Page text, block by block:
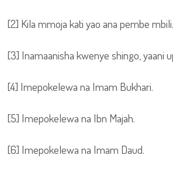
[2] Kila mmoja kati yao ana pembe mbili.
[3] Inamaanisha kwenye shingo, yaani
[4] Imepokelewa na Imam Bukhari.
[5] Imepokelewa na Ibn Majah.
[6] Imepokelewa na Imam Daud.